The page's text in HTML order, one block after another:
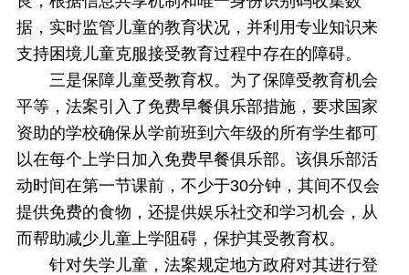
据，实时监管儿童的教育状况，并利用专业知识来
支持困境儿童克服接受教育过程中存在的障碍。
三是保障儿童受教育权。为了保障受教育机会
平等，法案引入了免费早餐俱乐部措施，要求国家
资助的学校确保从学前班到六年级的所有学生都可
以在每个上学日加入免费早餐俱乐部。该俱乐部活
动时间在第一节课前，不少于30分钟，其间不仅会
提供免费的食物，还提供娱乐社交和学习机会，从
而帮助减少儿童上学阻碍，保护其受教育权。
针对失学儿童，法案规定地方政府对其进行登